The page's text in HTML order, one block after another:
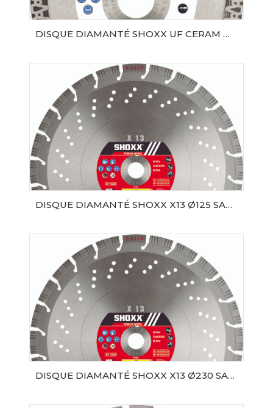
DISQUE DIAMANTÉ SHOXX UF CERAM DUR Ø125 AL22.23
AJOUTER AU PANIER
DISQUE DIAMANTÉ SHOXX X13 Ø125 SAMEDIA
AJOUTER AU PANIER
DISQUE DIAMANTÉ SHOXX X13 Ø230 SAMEDIA